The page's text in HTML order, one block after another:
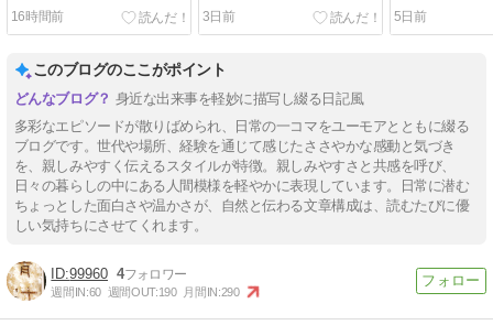
16時間前
3日前
5日前
このブログのここがポイント
身近な出来事を軽妙に描写し綴る日記風
多彩なエピソードが散りばめられ、日常の一コマをユーモアとともに綴る
ブログです。世代や場所、経験を通じて感じたささやかな感動と気づき
を、親しみやすく伝えるスタイルが特徴。親しみやすさと共感を呼び、
日々の暮らしの中にある人間模様を軽やかに表現しています。日常に潜む
ちょっとした面白さや温かさが、自然と伝わる文章構成は、読むたびに優
しい気持ちにさせてくれます。
99960 4
週間IN:60 週間OUT:190 月間IN:290